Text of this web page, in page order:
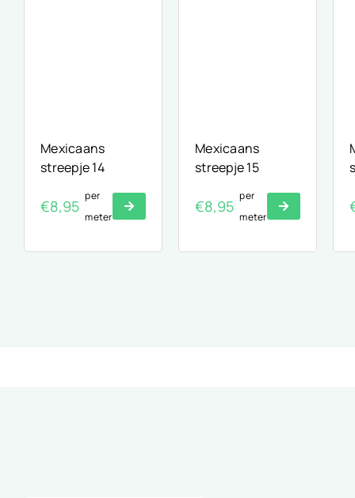
Mexicaans
streepje 14
€8,95
per
meter
Mexicaans
streepje 15
€8,95
per
meter